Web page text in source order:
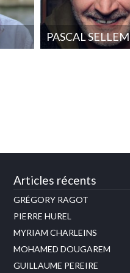
PASCAL SELLEM
Articles récents
GRÉGORY RAGOT
PIERRE HUREL
MYRIAM CHARLEINS
MOHAMED DOUGAREM
GUILLAUME PEREIRE